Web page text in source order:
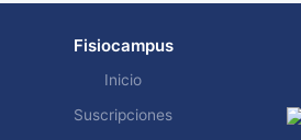
Fisiocampus
Inicio
Suscripciones